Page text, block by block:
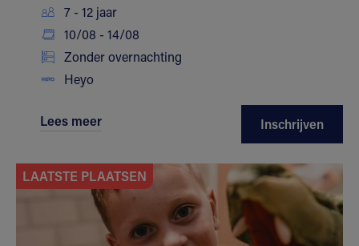
7 - 12 jaar
10/08 - 14/08
Zonder overnachting
Heyo
Lees meer Inschrijven
LAATSTE PLAATSEN